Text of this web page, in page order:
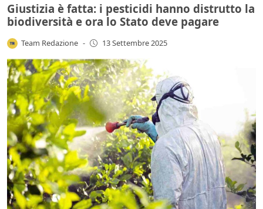
Giustizia è fatta: i pesticidi hanno distrutto la
biodiversità e ora lo Stato deve pagare
Team Redazione - 13 Settembre 2025